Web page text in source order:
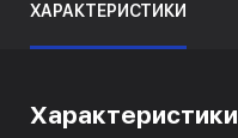
ХАРАКТЕРИСТИКИ
Характеристики